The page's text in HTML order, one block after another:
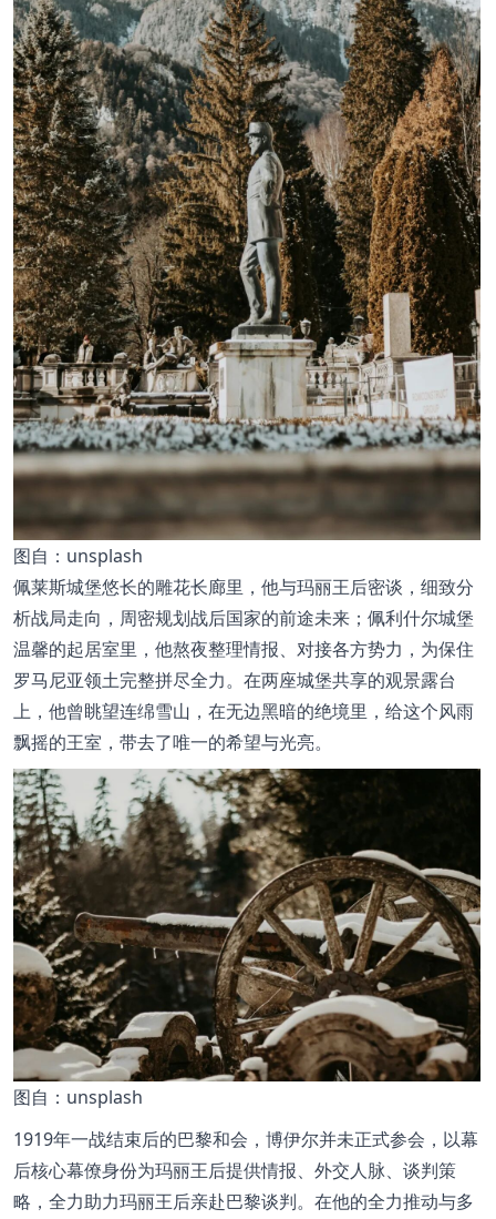
图自：unsplash
佩莱斯城堡悠长的雕花长廊里，他与玛丽王后密谈，细致分
析战局走向，周密规划战后国家的前途未来；佩利什尔城堡
温馨的起居室里，他熬夜整理情报、对接各方势力，为保住
罗马尼亚领土完整拼尽全力。在两座城堡共享的观景露台
上，他曾眺望连绵雪山，在无边黑暗的绝境里，给这个风雨
飘摇的王室，带去了唯一的希望与光亮。
图自：unsplash
1919年一战结束后的巴黎和会，博伊尔并未正式参会，以幕
后核心幕僚身份为玛丽王后提供情报、外交人脉、谈判策
略，全力助力玛丽王后亲赴巴黎谈判。在他的全力推动与多